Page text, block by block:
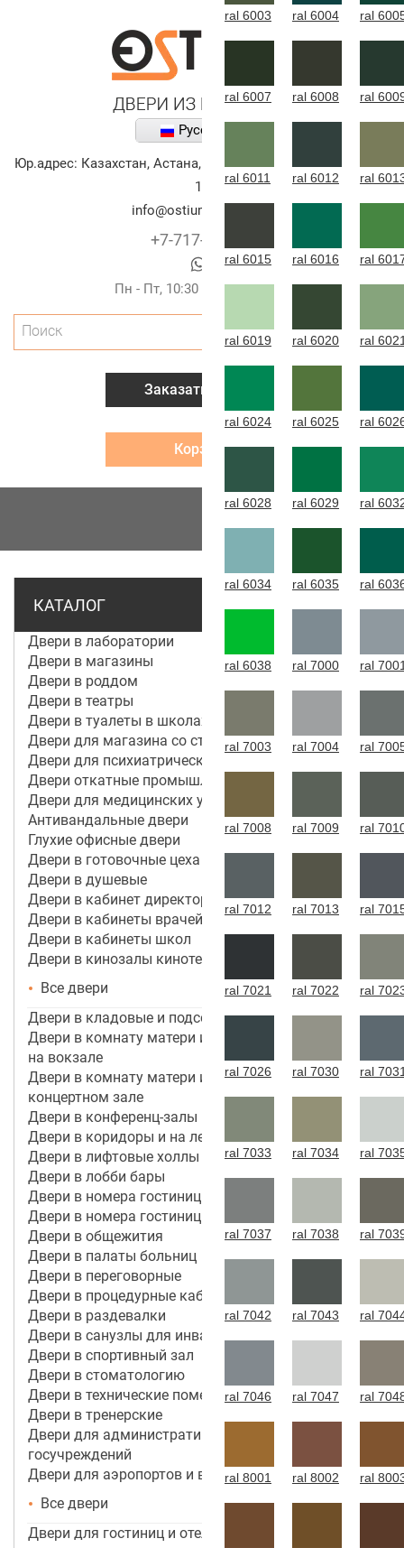
Русский
Юр.адрес: Казахстан, Астана,
улица Алихана Бокейханова,
10
info@ostium-doors.kz
+7-717-269-6131
Пн - Пт, 10:30 - 20:00 (г.Астана)
Поиск
Заказать звонок
Корзина
КАТАЛОГ
Двери в лаборатории
Двери в магазины
Двери в роддом
Двери в театры
Двери в туалеты в школах
Двери для магазина со стеклом
Двери для психиатрической больницы
Двери откатные промышленные
Двери для медицинских учреждений и больниц
Антивандальные двери
Глухие офисные двери
Двери в готовочные цеха
Двери в душевые
Двери в кабинет директора, руководителя
Двери в кабинеты врачей
Двери в кабинеты школ
Двери в кинозалы кинотеатров
Все двери
Двери в кладовые и подсобные помещения
Двери в комнату матери и ребенка в аэропорту,
на вокзале
Двери в комнату матери и ребенка в кинотеатре,
концертном зале
Двери в конференц-залы
Двери в коридоры и на лестничные марши
Двери в лифтовые холлы
Двери в лобби бары
Двери в номера гостиницы 3*
Двери в номера гостиницы 4*-5*
Двери в общежития
Двери в палаты больниц
Двери в переговорные
Двери в процедурные кабинеты
Двери в раздевалки
Двери в санузлы для инвалидов
Двери в спортивный зал
Двери в стоматологию
Двери в технические помещения
Двери в тренерские
Двери для административных зданий и
госучреждений
Двери для аэропортов и вокзалов
Все двери
Двери для гостиниц и отелей
ral 6003 ral 6004 ral
ral 6007 ral 6008 ral
ral 6011 ral 6012 ral
ral 6015 ral 6016 ral
ral 6019 ral 6020 ral
ral 6024 ral 6025 ral
ral 6028 ral 6029 ral
ral 6034 ral 6035 ral
ral 6038 ral 7000 ral
ral 7003 ral 7004 ral
ral 7008 ral 7009 ral
ral 7012 ral 7013 ral
ral 7021 ral 7022 ral
ral 7026 ral 7030 ral
ral 7033 ral 7034 ral
ral 7037 ral 7038 ral
ral 7042 ral 7043 ral
ral 7046 ral 7047 ral
ral 8001 ral 8002 ral